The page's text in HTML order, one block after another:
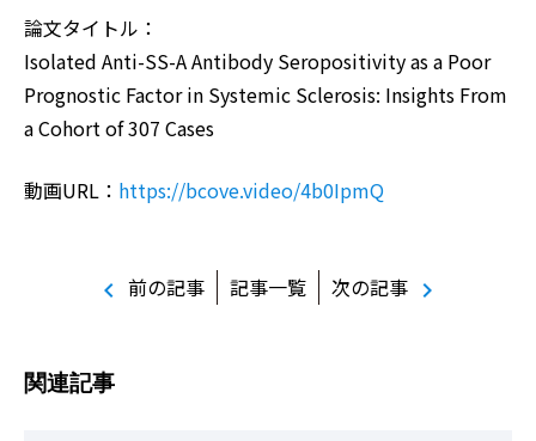
論文タイトル：
Isolated Anti-SS-A Antibody Seropositivity as a Poor
Prognostic Factor in Systemic Sclerosis: Insights From
a Cohort of 307 Cases
動画URL： https://bcove.video/4b0IpmQ
chevron_left 前の記事 記事一覧 次の記事 chevron_right
関連記事